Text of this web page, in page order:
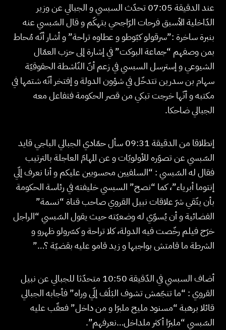
عند الدقيقة 07:05 تحدّث السبسي و الجبالي عن وزير
الدّاخلية الأسبق فرحات الرّاجحي بتهكّم و قال السّبسي عنه
بنبرة ساخرة :”سرقولو كبّوطو و عطاوه تراحة” و أشار أنّه مُحاط
بمن وصفهم “جماعة البوكت” في إشارة إلى حزب العمّال
الشيوعي و إسترسل السبسي في زعم أنّ النّاشطة الحقوقيّة
سهام بن سدرين تتدخّل في شؤون الدولة و إفتخر أنّه شتمها في
مكتبه و أنّها خرجت تبكي من قصر الحكومة فتفاعل معه
الجبالي ضاحكا.
إنطلاقا من الدقيقة 09:31 سأل حمّادي الجبالي الباجي قايد
السّبسي عن تصوّره للأولويّات و عن المهامّ العاجلة بالترتيب
فقال له السّبسي : “السلفيين محسوبين عليكم و أنا نعرف إلّي
إنتوما أبرياء”، كما “نصح” السبسي خليفته في رئاسة الحكومة
بأن يتّقي شرّ علاقات نبيل القروي صاحب قناة “نسمة”
الفضائية و أن يُسوّي له وضعيّته حيث يقول السّبسي “الراجل
خرّج فيلم رخّصت فيه الدولة، كلا تراحة و كسّرولو ظهرو و
الشرطة ما قامتش بواجبها و زيد قامو عليه بقضيّة ؟…”
أضاف السبسي في الدّقيقة 10:50 متحدّثا للجبالي عن نبيل
القروي : “ما تنجّمش تشوف البَلَف إلّي وراه” فأجابه الجبالي
قائلا برهبة “مسنود مليح ملبرّا و من داخل” فعقّب عليه
السّبسي “ملبرّا أكثر ملداخل…نعرفهم”.